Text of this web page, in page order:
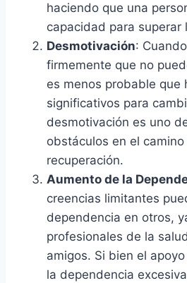
haciendo que una
capacidad para superar
Desmotivación:
firmemente que no
es menos probable que
significativos para
desmotivación es uno
obstáculos en el camino
recuperación.
Aumento de la
creencias limitantes
dependencia en otros,
profesionales de la
amigos. Si bien el
la dependencia